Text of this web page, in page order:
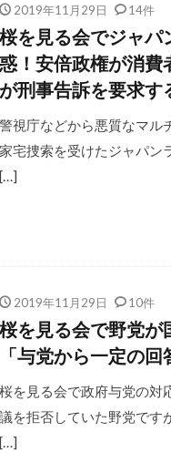
2019年11月29日 14件
桜を見る会でジャパ
惑！安倍政権が消費
が刑事告訴を要求す
警視庁などから悪質なマル
家宅捜索を受けたジャパン
[…]
2019年11月29日 10件
桜を見る会で野党
「与党から一定の回
桜を見る会で政府与党の対
議を拒否していた野党です
[…]